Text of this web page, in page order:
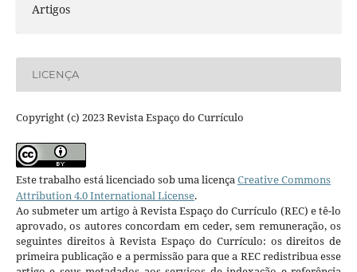
Artigos
LICENÇA
Copyright (c) 2023 Revista Espaço do Currículo
Este trabalho está licenciado sob uma licençaCreative Commons
Attribution 4.0 International License.
Ao submeter um artigo à Revista Espaço do Currículo (REC) e tê-lo
aprovado, os autores concordam em ceder, sem remuneração, os
seguintes direitos à Revista Espaço do Currículo: os direitos de
primeira publicação e a permissão para que a REC redistribua esse